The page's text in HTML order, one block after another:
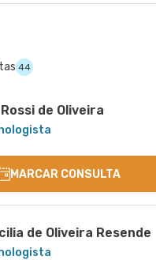
44
de Oliveira
MARCAR CONSULTA
de Oliveira Resende